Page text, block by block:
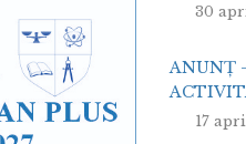
30
ANUNȚ
17